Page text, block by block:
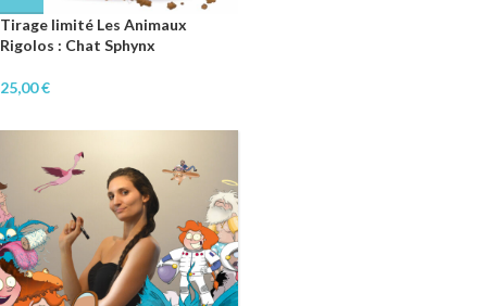
Tirage limité Les Animaux
Rigolos : Chat Sphynx
25,00€